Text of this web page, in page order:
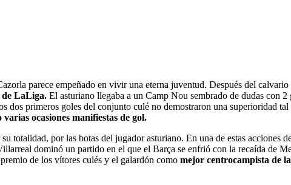
parece empeñado en vivir una eterna juventud. Después del
de LaLiga. El asturiano llegaba a un Camp Nou sembrado de dudas con
dos primeros goles del conjunto culé no demostraron una superioridad
ocasiones manifiestas de gol.
totalidad, por las botas del jugador asturiano. En una de estas acciones
dominó un partido en el que el Barça se enfrió con la recaída de
de los vítores culés y el galardón como mejor centrocampista de